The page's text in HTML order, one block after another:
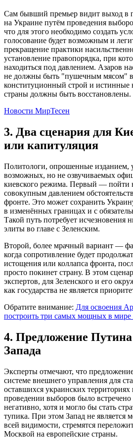
Сам бывший премьер видит выход в
на Украине путём проведения
что для этого необходимо создать
голосование будет возможным и
прекращение практики
установление правопорядка, при
находиться под давлением. Азаров
не должны быть "пушечным мясом" в
конституционный строй и истинные
страны должны быть восстановлены.
Новости МирТесен
3. Два сценария для
или капитуляция
Политологи, опрошенные изданием,
возможных, но не озвучиваемых
киевского режима. Первый — пойти
совокупным давлением
фронте. Это может сохранить
в изменённых границах и с
Такой путь потребует исчезновения
элиты во главе с Зеленским.
Второй, более мрачный вариант —
когда сопротивление будет
истощения или коллапса фронта,
просто покинет страну. В этом
экспертов, для Зеленского и его
как государства не является
Обратите внимание: Для освоения
построить три самых мощных в мире
4. Предложение
Запада
Эксперты отмечают, что
системе внешнего управления для
оставшихся украинских
проведении выборов было встречено
негативно, хотя и могло бы стать
тупика. При этом Запад не
всей видимости, стремятся
Москвой на европейские страны.